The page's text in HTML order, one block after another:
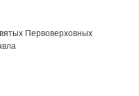
Первоверховных